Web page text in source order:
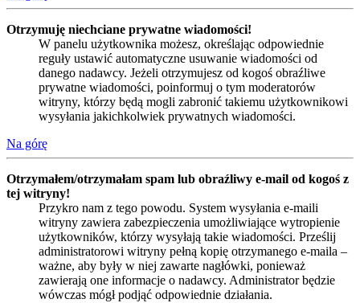
Otrzymuję niechciane prywatne wiadomości!
W panelu użytkownika możesz, określając odpowiednie
reguły ustawić automatyczne usuwanie wiadomości od
danego nadawcy. Jeżeli otrzymujesz od kogoś obraźliwe
prywatne wiadomości, poinformuj o tym moderatorów
witryny, którzy będą mogli zabronić takiemu użytkownikowi
wysyłania jakichkolwiek prywatnych wiadomości.
Na górę
Otrzymałem/otrzymałam spam lub obraźliwy e-mail od kogoś z
tej witryny!
Przykro nam z tego powodu. System wysyłania e-maili
witryny zawiera zabezpieczenia umożliwiające wytropienie
użytkowników, którzy wysyłają takie wiadomości. Prześlij
administratorowi witryny pełną kopię otrzymanego e-maila –
ważne, aby były w niej zawarte nagłówki, ponieważ
zawierają one informacje o nadawcy. Administrator będzie
wówczas mógł podjąć odpowiednie działania.